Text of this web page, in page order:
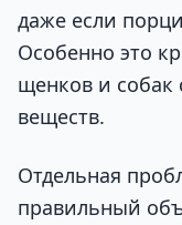
даже если
Особенно это
щенков и собак
веществ.
Отдельная
правильный